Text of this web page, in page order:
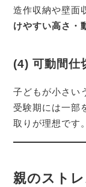
造作収納や壁面
けやすい高さ・
(4) 可動間仕
子どもが小さい
受験期には一部
取りが理想です。
親のスト